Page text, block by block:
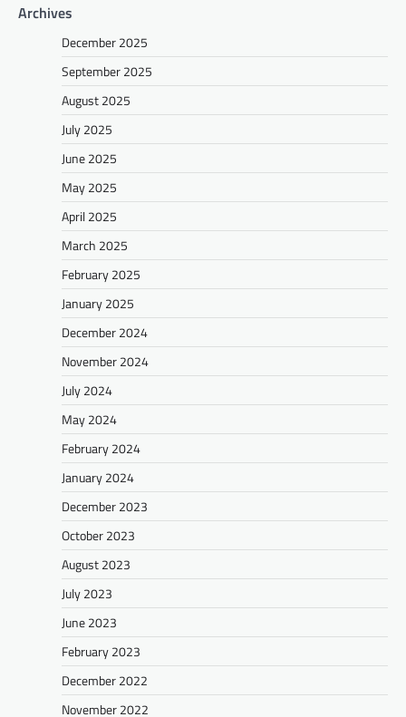
Archives
December 2025
September 2025
August 2025
July 2025
June 2025
May 2025
April 2025
March 2025
February 2025
January 2025
December 2024
November 2024
July 2024
May 2024
February 2024
January 2024
December 2023
October 2023
August 2023
July 2023
June 2023
February 2023
December 2022
November 2022